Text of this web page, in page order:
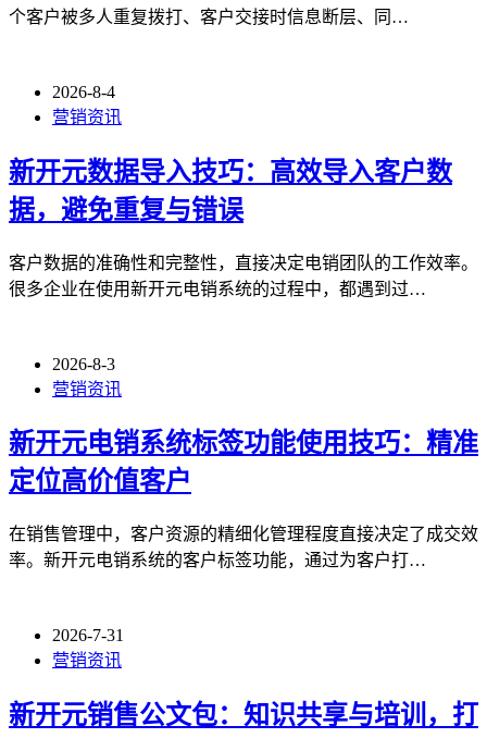
个客户被多人重复拨打、客户交接时信息断层、同…
2026-8-4
营销资讯
新开元数据导入技巧：高效导入客户数
据，避免重复与错误
客户数据的准确性和完整性，直接决定电销团队的工作效率。
很多企业在使用新开元电销系统的过程中，都遇到过…
2026-8-3
营销资讯
新开元电销系统标签功能使用技巧：精准
定位高价值客户
在销售管理中，客户资源的精细化管理程度直接决定了成交效
率。新开元电销系统的客户标签功能，通过为客户打…
2026-7-31
营销资讯
新开元销售公文包：知识共享与培训，打